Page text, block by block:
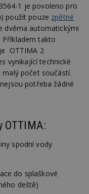
1 je povoleno pro
použít pouze zpětné
dvěma automatickými
Příkladem takto
OTTIMA 2
vynikající technické
počet součástí.
potřeba žádné
OTTIMA:
spodní vody
do splaškové
deště)